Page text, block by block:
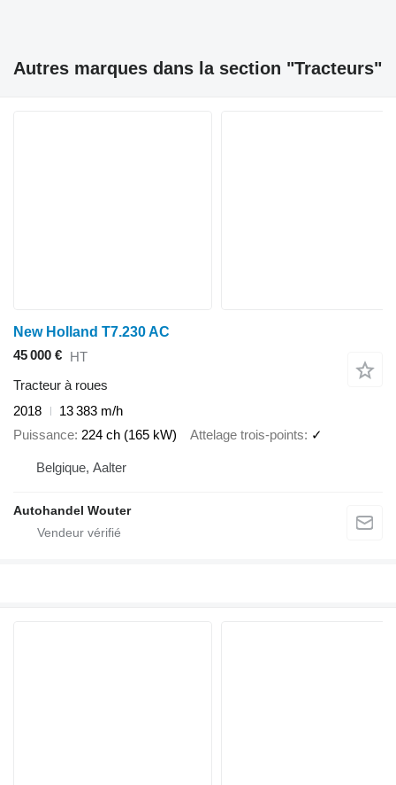
Autres marques dans la section "Tracteurs"
New Holland T7.230 AC
45 000 € HT
Tracteur à roues
2018
13 383 m/h
Puissance 224 ch (165 kW) Attelage trois-points ✓
Belgique, Aalter
Autohandel Wouter